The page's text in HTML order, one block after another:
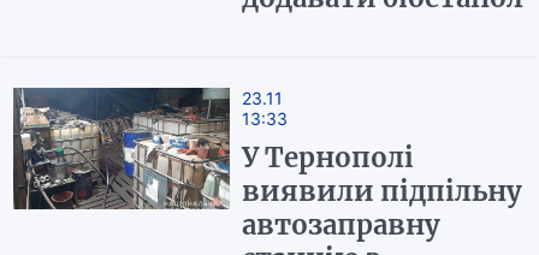
23.11
13:33
У Тернополі
виявили підпільну
автозаправну